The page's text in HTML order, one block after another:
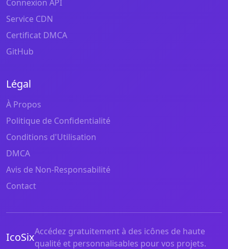
Connexion API
Service CDN
Certificat DMCA
GitHub
Légal
À Propos
Politique de Confidentialité
Conditions d'Utilisation
DMCA
Avis de Non-Responsabilité
Contact
IcoSixAccédez gratuitement à des icônes de haute
qualité et personnalisables pour vos projets.